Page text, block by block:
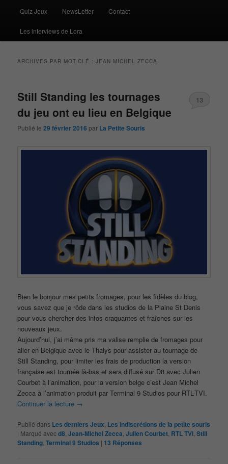
Quiz Jeux NewsLetter Contact
Les interviews de Lora
ARCHIVES PAR MOT-CLÉ :JEAN-MICHEL ZECCA
Still Standing les tournages
du jeu ont eu lieu en Belgique
Publié le29 février 2016 par La Petite Souris
13
Bien le bonjour mes petits fromages, pour les fidèles du blog,
vous savez que je rôde dans les studios de la Plaine St Denis
pour vous chercher des infos craquantes et fraîches sur les
nouveaux jeux.
Aujourd’hui, j’ai même pris ma valise remplie de fromages pour
aller en Belgique avec le Thalys pour assister au tournage de
Still Standing, pour limiter les frais de production la version
française est tournée là-bas et sera diffusé sur D8 avec Julien
Courbet à l’animation, pour la version belge c’est Jean Michel
Zecca à l’animation produit par Terminal 9 Studios pour RTL-TVI.
Continuer la lecture →
Publié dans Les derniers Jeux Les indiscrétions de la petite souris
| Marqué avecd8 ,Jean-Michel Zecca ,Julien Courbet RTL TVI ,Still
Standing ,Terminal 9 Studios | 13 Réponses